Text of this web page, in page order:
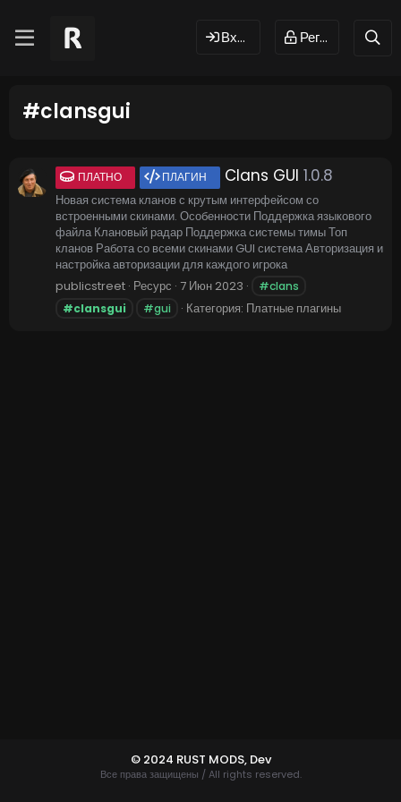
Вход Регистрация
#clansgui
ПЛАТНО ПЛАГИН Clans GUI 1.0.8
Новая система кланов с крутым интерфейсом со
встроенными скинами. Особенности Поддержка языкового
файла Клановый радар Поддержка системы тимы Топ
кланов Работа со всеми скинами GUI система Авторизация и
настройка авторизации для каждого игрока
publicstreet Ресурс 7 Июн 2023
#clans
#clansgui
#gui Категория: Платные плагины
© 2024 RUST MODS, Dev
Все права защищены / All rights reserved.